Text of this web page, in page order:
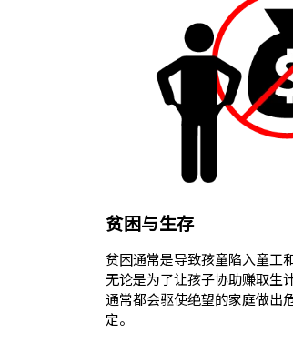
贫困与生存
贫困通常是导致孩童陷入童工
无论是为了让孩子协助赚取生
通常都会驱使绝望的家庭做出
定。